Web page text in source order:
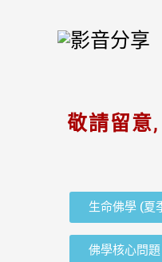
敬請留意
生命佛學 (夏
佛學核心問